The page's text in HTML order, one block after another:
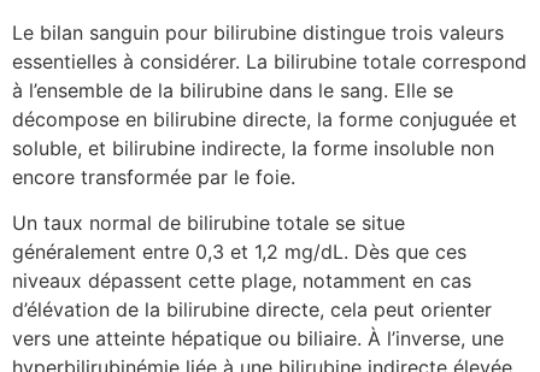
Le bilan sanguin pour bilirubine distingue trois valeurs
essentielles à considérer. La bilirubine totale correspond
à l’ensemble de la bilirubine dans le sang. Elle se
décompose en bilirubine directe, la forme conjuguée et
soluble, et bilirubine indirecte, la forme insoluble non
encore transformée par le foie.
Un taux normal de bilirubine totale se situe
généralement entre 0,3 et 1,2 mg/dL. Dès que ces
niveaux dépassent cette plage, notamment en cas
d’élévation de la bilirubine directe, cela peut orienter
vers une atteinte hépatique ou biliaire. À l’inverse, une
hyperbilirubinémie liée à une bilirubine indirecte élevée